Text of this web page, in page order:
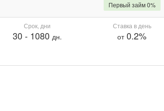
Первый займ 0%
Срок, дни
30 - 1080 дн.
Ставка в день
от0.2%